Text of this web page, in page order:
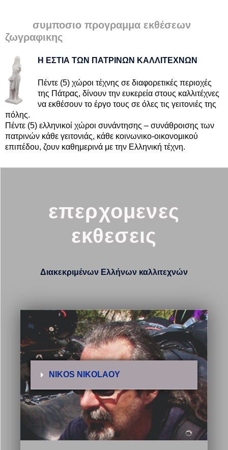
συμποσιο προγραμμα εκθέσεων
ζωγραφικης
Η ΕΣΤΙΑ ΤΩΝ ΠΑΤΡΙΝΩΝ ΚΑΛΛΙΤΕΧΝΩΝ
Πέντε (5) χώροι τέχνης σε διαφορετικές περιοχές
της Πάτρας, δίνουν την ευκερεία στους καλλιτέχνες
να εκθέσουν το έργο τους σε όλες τις γειτονιές της
πόλης.
Πέντε (5) ελληνικοί χώροι συνάντησης – συνάθροισης των
πατρινών κάθε γειτονιάς, κάθε κοινωνικο-οικονομικού
επιπέδου, ζουν καθημερινά με την Ελληνική τέχνη.
επερχομενες
εκθεσεις
Διακεκριμένων Ελλήνων καλλιτεχνών
NIKOS NIKOLAOY